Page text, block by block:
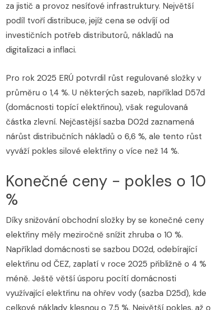
za jistič a provoz nesíťové infrastruktury. Největší
podíl tvoří distribuce, jejíž cena se odvíjí od
investičních potřeb distributorů, nákladů na
digitalizaci a inflaci.
Pro rok 2025 ERÚ potvrdil růst regulované složky v
průměru o 1,4 %. U některých sazeb, například D57d
(domácnosti topící elektřinou), však regulovaná
částka zlevní. Nejčastější sazba D02d zaznamená
nárůst distribučních nákladů o 6,6 %, ale tento růst
vyváží pokles silové elektřiny o více než 14 %.
Konečné ceny - pokles o 10
%
Díky snižování obchodní složky by se konečné ceny
elektřiny měly meziročně snížit zhruba o 10 %.
Například domácnosti se sazbou D02d, odebírající
elektřinu od ČEZ, zaplatí v roce 2025 přibližně o 4 %
méně. Ještě větší úsporu pocítí domácnosti
využívající elektřinu na ohřev vody (sazba D25d), kde
celkové náklady klesnou o 7,5 %. Největší pokles, až o